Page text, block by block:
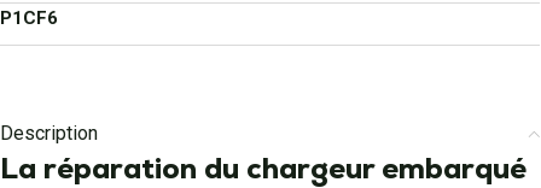
P1CF6
Description
La réparation du chargeur embarqué